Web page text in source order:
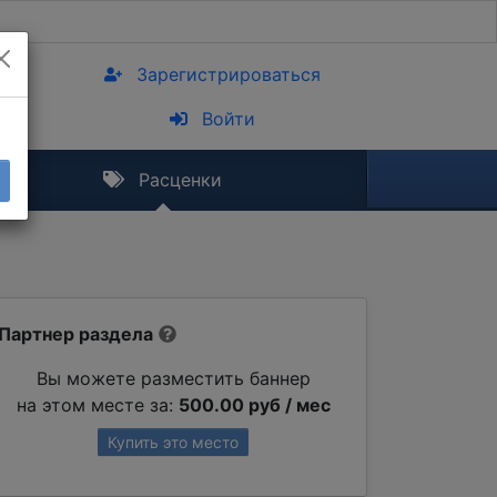
Зарегистрироваться
Войти
Расценки
Партнер раздела
Вы можете разместить баннер
на этом месте за: 500.00 руб / мес
Купить это место